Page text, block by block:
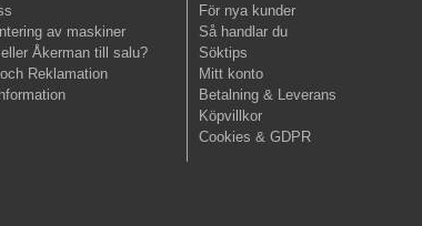
av maskiner
Åkerman till salu?
Reklamation
För nya kunder
Så handlar du
Söktips
Mitt konto
Betalning & Leverans
Köpvillkor
Cookies & GDPR